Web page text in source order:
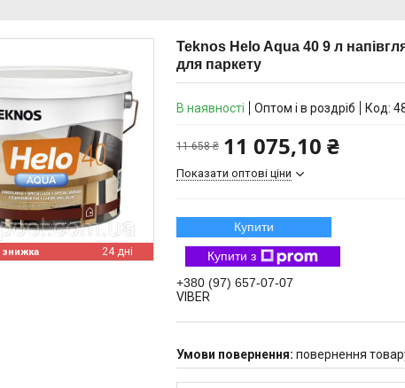
24 дні
Teknos Helo Aqua 40 9 л
для паркету
В наявності Оптом і в роздріб Код:
11 658 ₴ 11 075,10 ₴
Показати оптові ціни
Купити
Купити з
+380 (97) 657-07-07
VIBER
повернення